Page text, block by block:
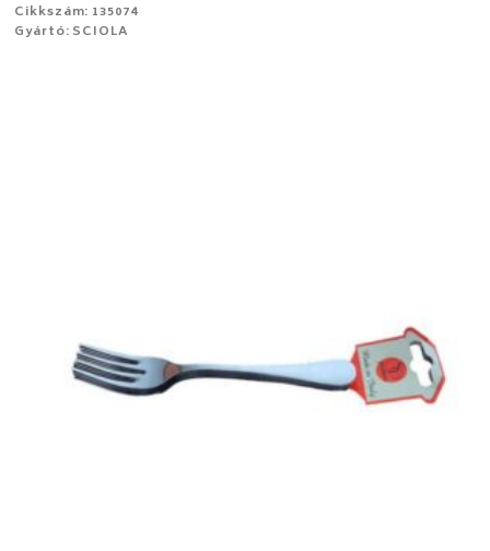
Cikkszám: 135074
Gyártó: SCIOLA